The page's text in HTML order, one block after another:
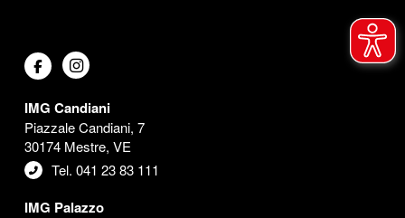
IMG Candiani
Piazzale Candiani, 7
30174 Mestre, VE
Tel. 041 23 83 111
IMG Palazzo